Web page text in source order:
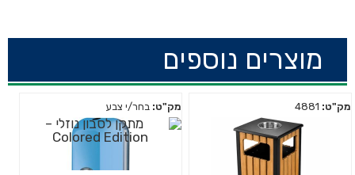
מוצרים נוספים
מק"ט: מק"ט: בחר/י צבע